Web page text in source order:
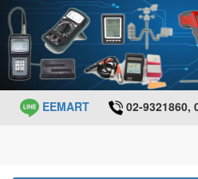
EEMART 02-9321860,